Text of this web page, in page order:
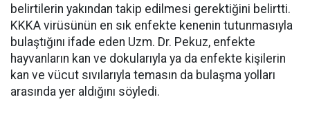
belirtilerin yakından takip edilmesi gerektiğini belirtti.
KKKA virüsünün en sık enfekte kenenin tutunmasıyla
bulaştığını ifade eden Uzm. Dr. Pekuz, enfekte
hayvanların kan ve dokularıyla ya da enfekte kişilerin
kan ve vücut sıvılarıyla temasın da bulaşma yolları
arasında yer aldığını söyledi.